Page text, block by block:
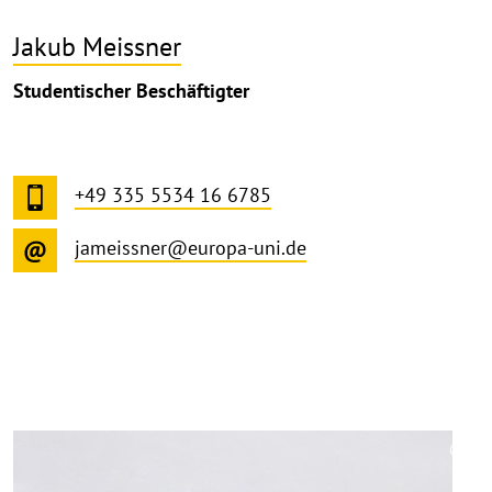
Jakub Meissner
Studentischer Beschäftigter
+49 335 5534 16 6785
jameissner@europa-uni.de
©